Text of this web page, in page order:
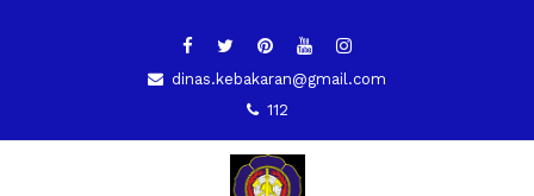
dinas.kebakaran@gmail.com
112